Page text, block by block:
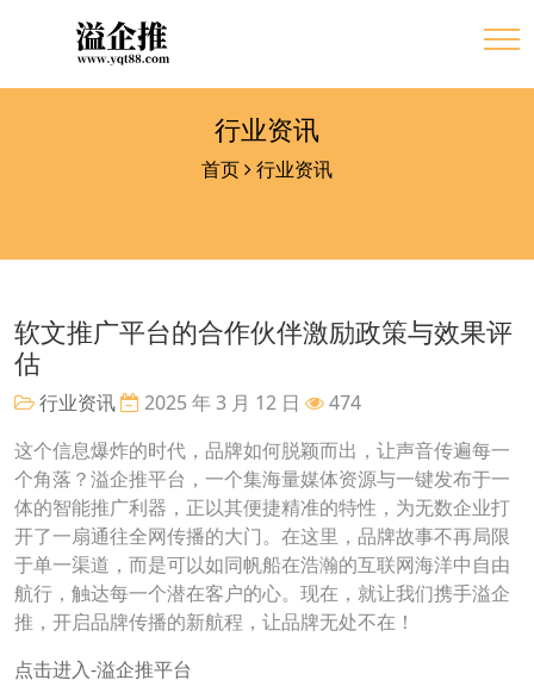
行业资讯
首页 行业资讯
软文推广平台的合作伙伴激励政策与效果评
估
行业资讯 2025 年 3 月 12 日
474
这个信息爆炸的时代，品牌如何脱颖而出，让声音传遍每一
个角落？溢企推平台，一个集海量媒体资源与一键发布于一
体的智能推广利器，正以其便捷精准的特性，为无数企业打
开了一扇通往全网传播的大门。在这里，品牌故事不再局限
于单一渠道，而是可以如同帆船在浩瀚的互联网海洋中自由
航行，触达每一个潜在客户的心。现在，就让我们携手溢企
推，开启品牌传播的新航程，让品牌无处不在！
点击进入-溢企推平台